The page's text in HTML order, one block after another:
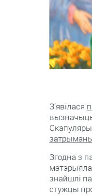
З’явілася
Згодна з
знайшлі
стужцы